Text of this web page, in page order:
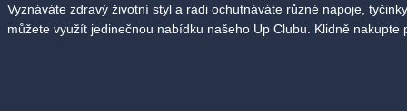
Vyznáváte zdravý životní styl a rádi ochutnáváte různé nápoje,
můžete využít jedinečnou nabídku našeho Up Clubu. Klidně